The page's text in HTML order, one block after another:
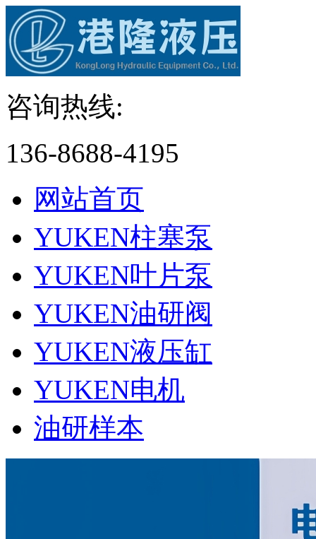
咨询热线:
136-8688-4195
网站首页
YUKEN柱塞泵
YUKEN叶片泵
YUKEN油研阀
YUKEN液压缸
YUKEN电机
油研样本